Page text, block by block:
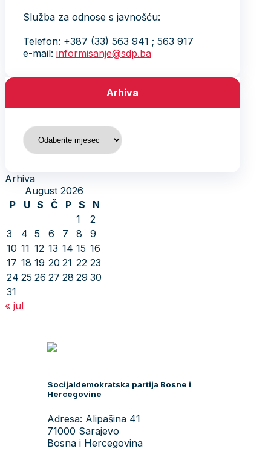
Služba za odnose s javnošću:
Telefon: +387 (33) 563 941 ; 563 917
e-mail: informisanje@sdp.ba
Arhiva
Arhiva
Arhiva
August 2026
P
U S Č P S
N
1
2
3
4 5 6 7 8
9
10 11 12 13 14 15 16
17 18 19 20 21 22 23
24 25 26 27 28 29 30
31
« jul
Socijaldemokratska partija Bosne i
Hercegovine
Adresa: Alipašina 41
71000 Sarajevo
Bosna i Hercegovina